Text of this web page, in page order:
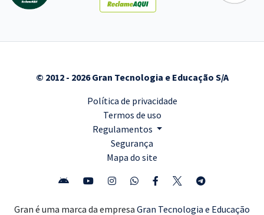
© 2012 - 2026 Gran Tecnologia e Educação S/A
Política de privacidade
Termos de uso
Regulamentos
Segurança
Mapa do site
Gran é uma marca da empresa Gran Tecnologia e Educação